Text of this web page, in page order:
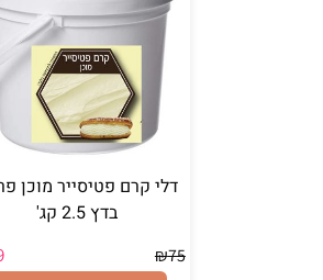
דלי קרם פטיסייר מוכן
בדץ 2.5 קג'
₪75